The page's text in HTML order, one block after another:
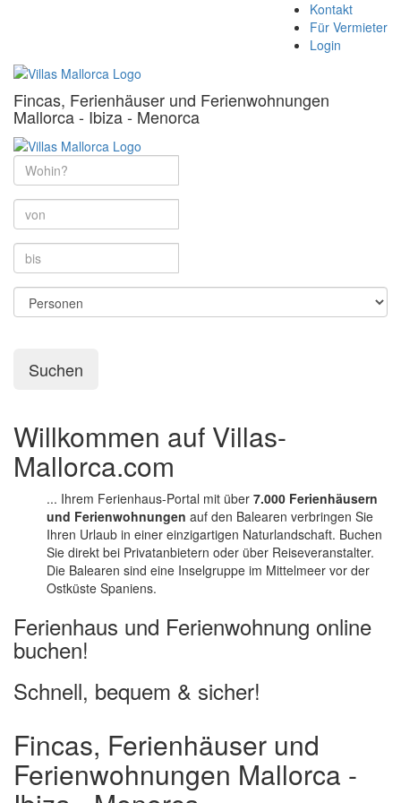
Kontakt
Für Vermieter
Login
Fincas, Ferienhäuser und Ferienwohnungen
Mallorca - Ibiza - Menorca
Suchen
Willkommen auf Villas-
Mallorca.com
... Ihrem Ferienhaus-Portal mit über7.000 Ferienhäusern
und Ferienwohnungen auf den Balearen verbringen Sie
Ihren Urlaub in einer einzigartigen Naturlandschaft. Buchen
Sie direkt bei Privatanbietern oder über Reiseveranstalter.
Die Balearen sind eine Inselgruppe im Mittelmeer vor der
Ostküste Spaniens.
Ferienhaus und Ferienwohnung online
buchen!
Schnell, bequem & sicher!
Fincas, Ferienhäuser und
Ferienwohnungen Mallorca -